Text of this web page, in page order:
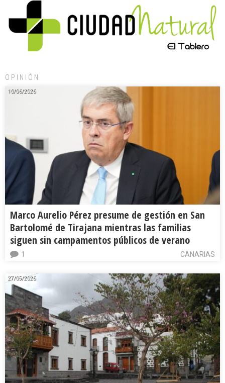
OPINIÓN
10/06/2026
Marco Aurelio Pérez presume de gestión en San
Bartolomé de Tirajana mientras las familias
siguen sin campamentos públicos de verano
CANARIAS
1
27/05/2026